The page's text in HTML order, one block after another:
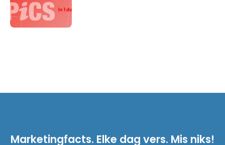
Marketingfacts. Elke dag vers. Mis niks!